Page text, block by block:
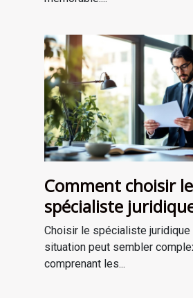
Comment choisir
spécialiste
vos besoins ?
Choisir le spécialiste juridique
situation peut sembler
comprenant les...